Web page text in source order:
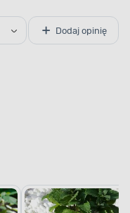
Dodaj opinię